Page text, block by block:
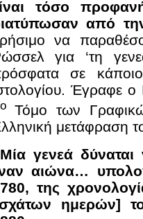
τόσο
από
να
για ‘τη
σε
Έγραφε
οΤόμο των
μετάφραση
γενεά
αιώνα…
της
ημερών]